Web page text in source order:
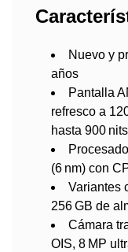
Nuevo y
años
Pantalla
refresco a
hasta 900 nits
(6 nm) con
Variantes
256 GB de
Cámara
OIS, 8 MP